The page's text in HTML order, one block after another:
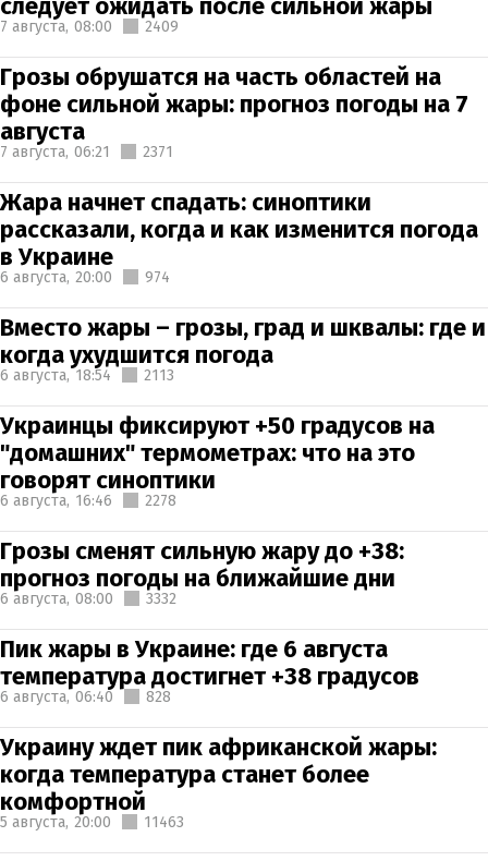
7 августа, 08:00 2409
Грозы обрушатся на часть областей на
фоне сильной жары: прогноз погоды на 7
августа
7 августа, 06:21 2371
Жара начнет спадать: синоптики
рассказали, когда и как изменится погода
в Украине
6 августа, 20:00 974
Вместо жары – грозы, град и шквалы: где и
когда ухудшится погода
6 августа, 18:54 2113
Украинцы фиксируют +50 градусов на
"домашних" термометрах: что на это
говорят синоптики
6 августа, 16:46 2278
Грозы сменят сильную жару до +38:
прогноз погоды на ближайшие дни
6 августа, 08:00 3332
Пик жары в Украине: где 6 августа
температура достигнет +38 градусов
6 августа, 06:40 828
Украину ждет пик африканской жары:
когда температура станет более
комфортной
5 августа, 20:00 11463